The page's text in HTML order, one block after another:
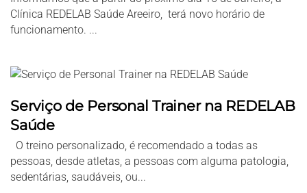
Clínica REDELAB Saúde Areeiro, terá novo horário de
funcionamento. ...
Serviço de Personal Trainer na REDELAB
Saúde
O treino personalizado, é recomendado a todas as
pessoas, desde atletas, a pessoas com alguma patologia,
sedentárias, saudáveis, ou...